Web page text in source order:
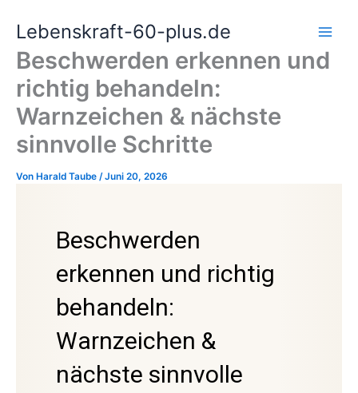
InhaltLebenskraft-60-plus.de
Beschwerden erkennen und
richtig behandeln:
Warnzeichen & nächste
sinnvolle Schritte
Von Harald Taube /Juni 20, 2026
Beschwerden
erkennen und richtig
behandeln:
Warnzeichen &
nächste sinnvolle